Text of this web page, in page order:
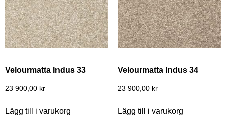
Velourmatta Indus 33
23 900,00 kr
Lägg till i varukorg
Velourmatta Indus 34
23 900,00 kr
Lägg till i varukorg